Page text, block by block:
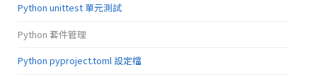
Python unittest 單元測試
Python 套件管理
Python pyproject.toml 設定檔